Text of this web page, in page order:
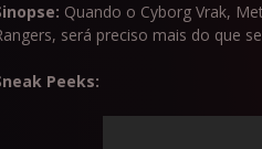
Quando o Cyborg Vrak,
será preciso mais do que
Peeks: